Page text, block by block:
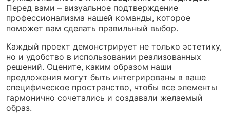
Перед вами – визуальное подтверждение
профессионализма нашей команды, которое
поможет вам сделать правильный выбор.
Каждый проект демонстрирует не только эстетику,
но и удобство в использовании реализованных
решений. Оцените, каким образом наши
предложения могут быть интегрированы в ваше
специфическое пространство, чтобы все элементы
гармонично сочетались и создавали желаемый
образ.